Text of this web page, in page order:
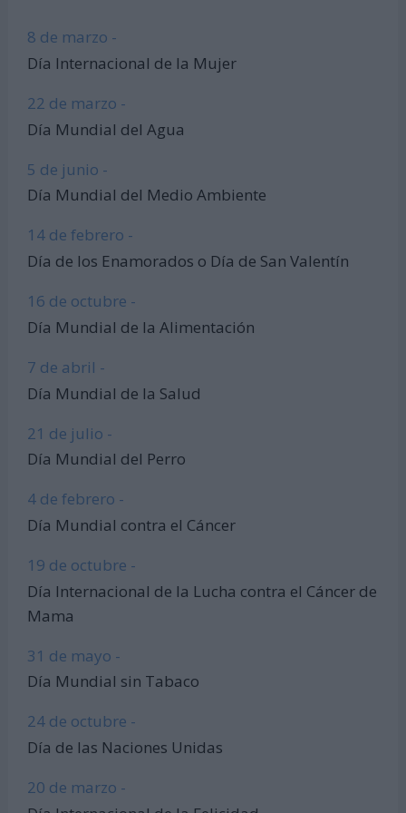
8 de marzo -
Día Internacional de la Mujer
22 de marzo -
Día Mundial del Agua
5 de junio -
Día Mundial del Medio Ambiente
14 de febrero -
Día de los Enamorados o Día de San Valentín
16 de octubre -
Día Mundial de la Alimentación
7 de abril -
Día Mundial de la Salud
21 de julio -
Día Mundial del Perro
4 de febrero -
Día Mundial contra el Cáncer
19 de octubre -
Día Internacional de la Lucha contra el Cáncer de
Mama
31 de mayo -
Día Mundial sin Tabaco
24 de octubre -
Día de las Naciones Unidas
20 de marzo -